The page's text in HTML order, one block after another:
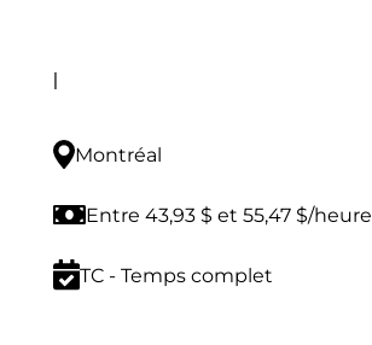
Montréal
Entre 43,93 $ et 55,47 $/heure
TC - Temps complet